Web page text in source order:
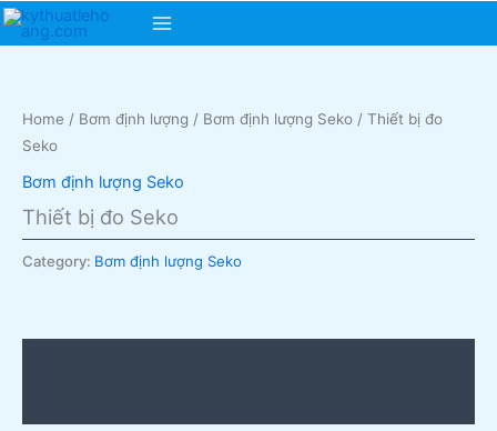
Skip
Main
Home / Bơm định lượng / Bơm định lượng Seko / Thiết bị đo
Seko
Bơm định lượng Seko
Thiết bị đo Seko
Category: Bơm định lượng Seko